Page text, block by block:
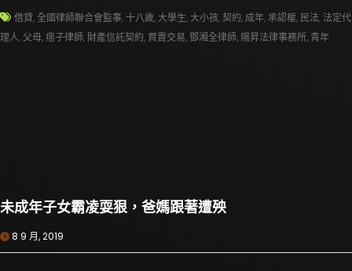
借貸,全國律師聯合會監事,十八歲,大學生, 大小孩, 契約, 成年, 承認權, 民法, 法定代
理人, 父母,痞子律師, 財產信託契約, 買賣交易, 鄧湘全律師, 陽昇法律事務所, 青年
未成年子女霸凌耍狠，爸媽跟著遭殃
8 9 月, 2019